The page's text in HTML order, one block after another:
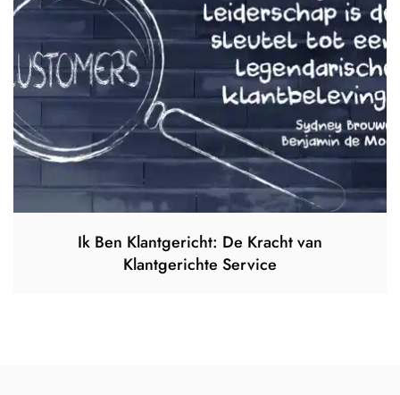
Ik Ben Klantgericht: De Kracht van
Klantgerichte Service